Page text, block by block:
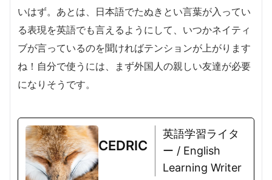
いはず。あとは、日本語でたぬきとい言葉が入ってい
る表現を英語でも言えるようにして、いつかネイティ
ブが言っているのを聞ければテンションが上がります
ね！自分で使うには、まず外国人の親しい友達が必要
になりそうです。
CEDRIC
英語学習ライタ
ー / English
Learning Writer